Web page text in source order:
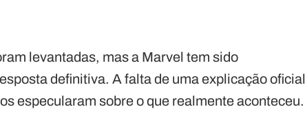
levantadas, mas a Marvel tem sido
definitiva. A falta de uma explicação oficial
especularam sobre o que realmente aconteceu.